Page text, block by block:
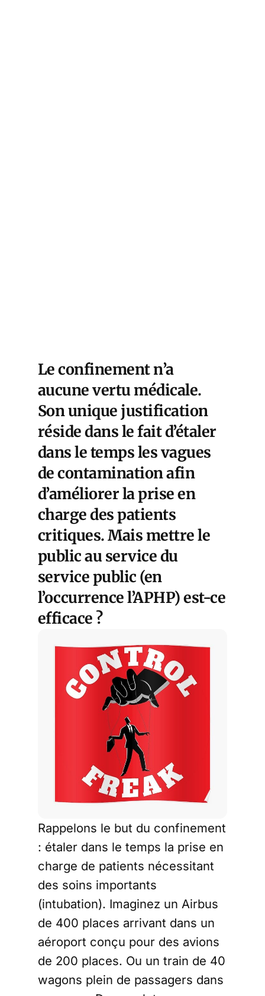
Le confinement n’a
aucune vertu médicale.
Son unique justification
réside dans le fait d’étaler
dans le temps les vagues
de contamination afin
d’améliorer la prise en
charge des patients
critiques. Mais mettre le
public au service du
service public (en
l’occurrence l’APHP) est-ce
efficace ?
Rappelons le but du confinement
: étaler dans le temps la prise en
charge de patients nécessitant
des soins importants
(intubation). Imaginez un Airbus
de 400 places arrivant dans un
aéroport conçu pour des avions
de 200 places. Ou un train de 40
wagons plein de passagers dans